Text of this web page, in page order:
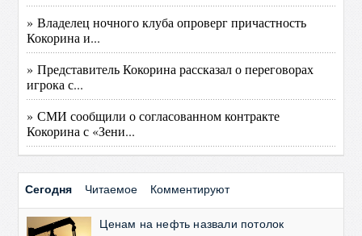
» Владелец ночного клуба опроверг причастность
Кокорина и...
» Представитель Кокорина рассказал о переговорах
игрока с...
» СМИ сообщили о согласованном контракте
Кокорина с «Зени...
Сегодня Читаемое Комментируют
Ценам на нефть назвали потолок